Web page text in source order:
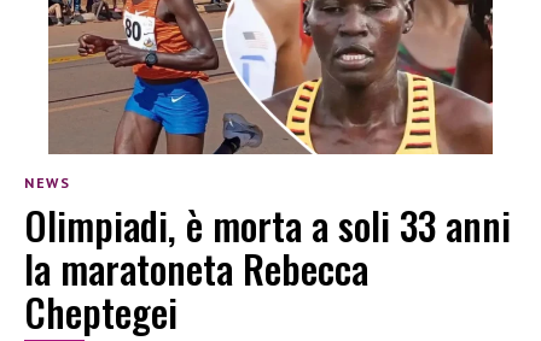
NEWS
Olimpiadi, è morta a soli 33 anni
la maratoneta Rebecca
Cheptegei